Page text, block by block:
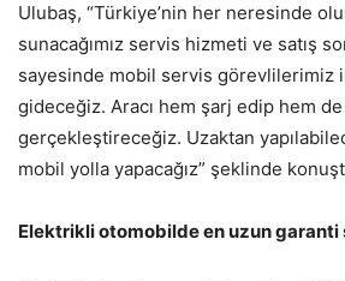
Ulubaş, “Türkiye’nin her neresinde
sunacağımız servis hizmeti ve satış
sayesinde mobil servis görevlilerimiz
gideceğiz. Aracı hem şarj edip hem de
gerçekleştireceğiz. Uzaktan
mobil yolla yapacağız” şeklinde
Elektrikli otomobilde en uzun garanti